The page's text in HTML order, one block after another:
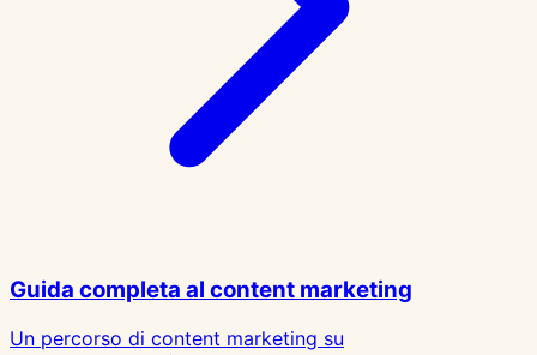
Guida completa al content marketing
Un percorso di content marketing su